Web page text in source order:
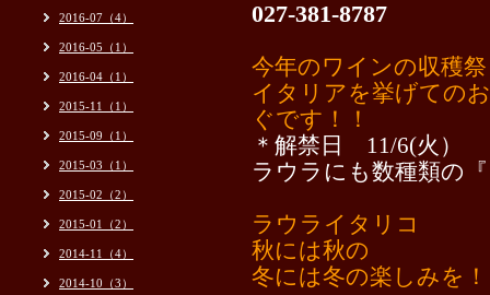
027-381-8787
今年のワインの収穫祭
イタリアを挙げての
ぐです！！
＊解禁日 11/6(火）
ラウラにも数種類の
ラウライタリコ
秋には秋の
冬には冬の楽しみを
2016-07（4）
2016-05（1）
2016-04（1）
2015-11（1）
2015-09（1）
2015-03（1）
2015-02（2）
2015-01（2）
2014-11（4）
2014-10（3）